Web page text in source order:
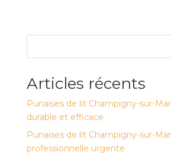
Articles récents
Punaises de lit Champigny-sur-
durable et efficace
Punaises de lit Champigny-sur-
professionnelle urgente